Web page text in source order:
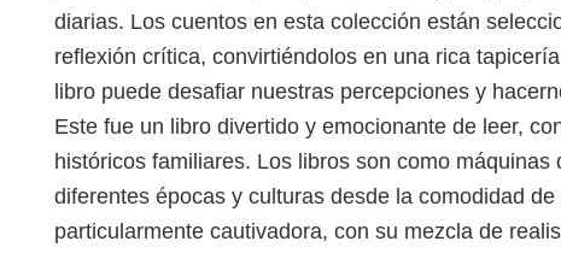
diarias. Los cuentos en esta colección están
reflexión crítica, convirtiéndolos en una rica
libro puede desafiar nuestras percepciones y
Este fue un libro divertido y emocionante de leer,
históricos familiares. Los libros son como
diferentes épocas y culturas desde la comodidad
particularmente cautivadora, con su mezcla de